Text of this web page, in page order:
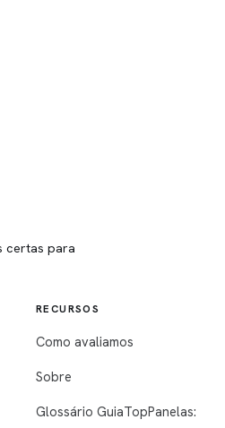
certas para
RECURSOS
Como avaliamos
Sobre
Glossário GuiaTopPanelas: